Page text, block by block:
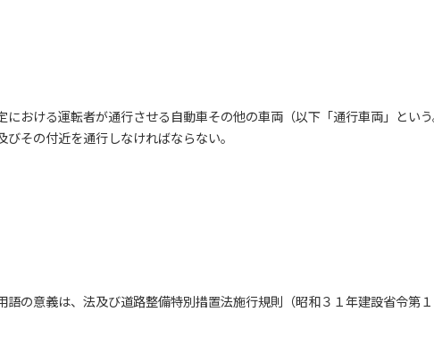
における運転者が通行させる自動車その他の車両（以下「通行車両」とい
その付近を通行しなければならない。
語の意義は、法及び道路整備特別措置法施行規則（昭和３１年建設省令第